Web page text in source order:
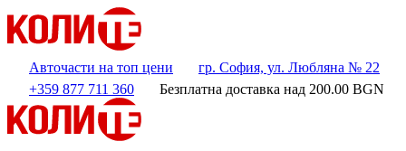
Авточасти на топ цени
гр. София, ул. Любляна № 22
+359 877 711 360
Безплатна доставка над 200.00 BGN